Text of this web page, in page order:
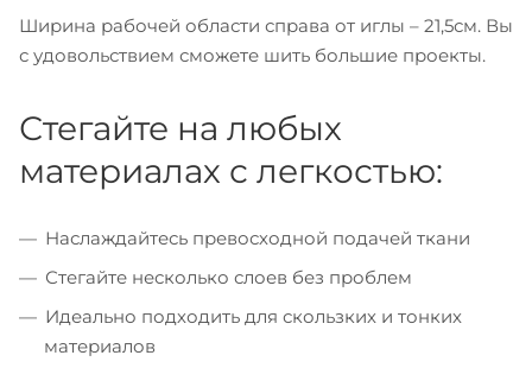
Ширина рабочей области справа от иглы – 21,5см. Вы
с удовольствием сможете шить большие проекты.
Стегайте на любых
материалах с легкостью:
Наслаждайтесь превосходной подачей ткани
Стегайте несколько слоев без проблем
Идеально подходить для скользких и тонких
материалов